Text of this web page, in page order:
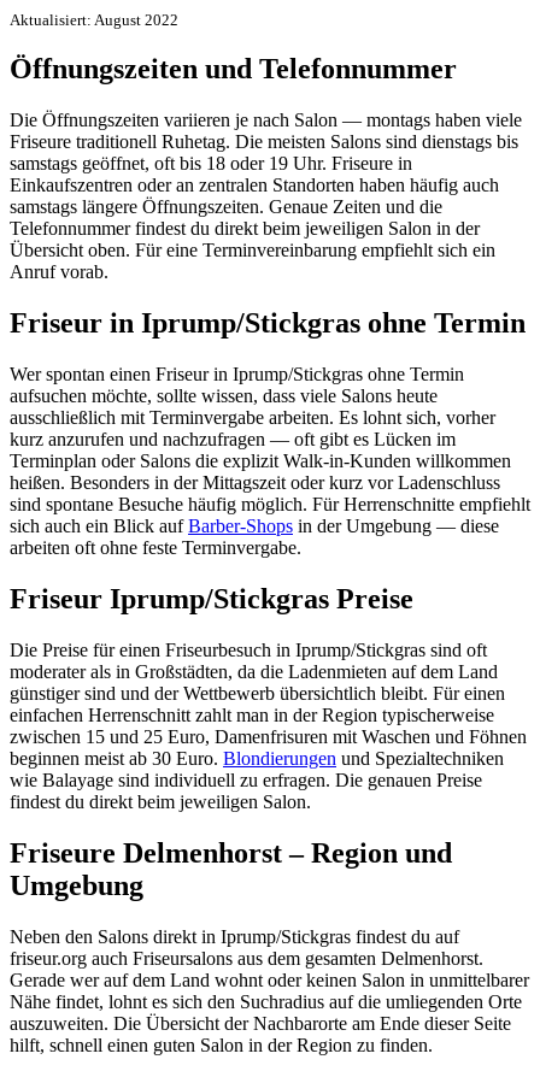
Aktualisiert: August 2022
Öffnungszeiten und Telefonnummer
Die Öffnungszeiten variieren je nach Salon — montags haben viele
Friseure traditionell Ruhetag. Die meisten Salons sind dienstags bis
samstags geöffnet, oft bis 18 oder 19 Uhr. Friseure in
Einkaufszentren oder an zentralen Standorten haben häufig auch
samstags längere Öffnungszeiten. Genaue Zeiten und die
Telefonnummer findest du direkt beim jeweiligen Salon in der
Übersicht oben. Für eine Terminvereinbarung empfiehlt sich ein
Anruf vorab.
Friseur in Iprump/Stickgras ohne Termin
Wer spontan einen Friseur in Iprump/Stickgras ohne Termin
aufsuchen möchte, sollte wissen, dass viele Salons heute
ausschließlich mit Terminvergabe arbeiten. Es lohnt sich, vorher
kurz anzurufen und nachzufragen — oft gibt es Lücken im
Terminplan oder Salons die explizit Walk-in-Kunden willkommen
heißen. Besonders in der Mittagszeit oder kurz vor Ladenschluss
sind spontane Besuche häufig möglich. Für Herrenschnitte empfiehlt
sich auch ein Blick aufBarber-Shops in der Umgebung — diese
arbeiten oft ohne feste Terminvergabe.
Friseur Iprump/Stickgras Preise
Die Preise für einen Friseurbesuch in Iprump/Stickgras sind oft
moderater als in Großstädten, da die Ladenmieten auf dem Land
günstiger sind und der Wettbewerb übersichtlich bleibt. Für einen
einfachen Herrenschnitt zahlt man in der Region typischerweise
zwischen 15 und 25 Euro, Damenfrisuren mit Waschen und Föhnen
beginnen meist ab 30 Euro. Blondierungen und Spezialtechniken
wie Balayage sind individuell zu erfragen. Die genauen Preise
findest du direkt beim jeweiligen Salon.
Friseure Delmenhorst – Region und
Umgebung
Neben den Salons direkt in Iprump/Stickgras findest du auf
friseur.org auch Friseursalons aus dem gesamten Delmenhorst.
Gerade wer auf dem Land wohnt oder keinen Salon in unmittelbarer
Nähe findet, lohnt es sich den Suchradius auf die umliegenden Orte
auszuweiten. Die Übersicht der Nachbarorte am Ende dieser Seite
hilft, schnell einen guten Salon in der Region zu finden.